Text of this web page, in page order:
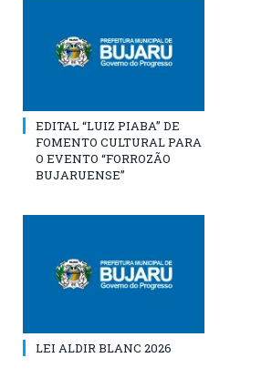
EDITAL “LUIZ PIABA” DE
FOMENTO CULTURAL PARA
O EVENTO “FORROZÃO
BUJARUENSE”
LEI ALDIR BLANC 2026